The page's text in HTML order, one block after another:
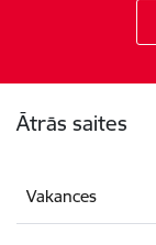
Ātrās saites
Vakances